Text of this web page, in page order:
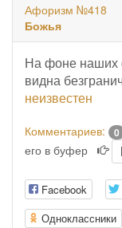
Афоризм №418
Божья
На фоне наших
видна
неизвестен
Комментариев: 0
его в буфер
Facebook
Одноклассники